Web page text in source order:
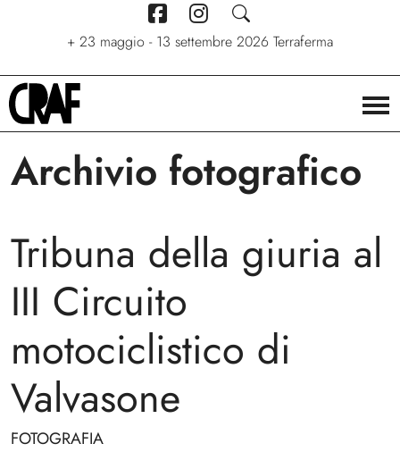
7 giugno - 6 settembre 2026 Stelle. Ritratti nel cinema di
+ 23 maggio - 13 settembre 2026 Terraferma
+ 24/04/2026 - 27/09/2026 Via per le strade
Archivio fotografico
Tribuna della giuria al
III Circuito
motociclistico di
Valvasone
FOTOGRAFIA